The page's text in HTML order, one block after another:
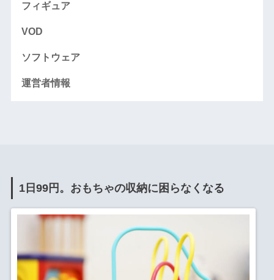
フィギュア
VOD
ソフトウェア
運営者情報
1日99円。おもちゃの収納に困らなくなる